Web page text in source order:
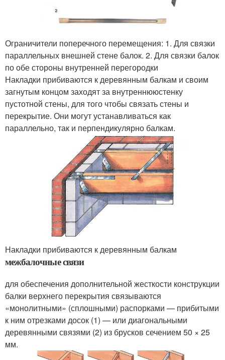
Ограничители поперечного перемещения: 1. Для связки
параллельных внешней стене балок. 2. Для связки балок
по обе стороны внутренней перегородки
Накладки прибиваются к деревянным балкам и своим
загнутым концом заходят за внутреннююстенку
пустотной стены, для того чтобы связать стены и
перекрытие. Они могут устанавливаться как
параллельно, так и перпендикулярно балкам.
Накладки прибиваются к деревянным балкам
межбалочные связи
для обеспечения дополнительной жесткости конструкции
балки верхнего перекрытия связываются
«монолитными» (сплошными) распорками — прибитыми
к ним отрезками досок (1) — или диагональными
деревянными связями (2) из брусков сечением 50 × 25
мм.